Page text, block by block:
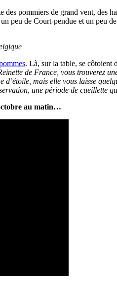
pommiers de grand vent, des
peu de Court-pendue et un peu
. Là, sur la table, se côtoient
de France, vous trouverez
mais elle vous laisse
une période de cueillette
au matin…